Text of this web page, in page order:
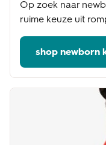
Op zoek naar
ruime keuze uit
shop newborn